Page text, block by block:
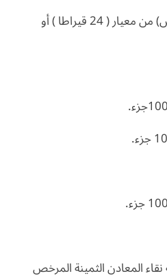
ويعتبر الذهب النقي ( الخالص) من معيار ( 24 قيراطا ) أو
نقاء المعادن الثمينة المرخص